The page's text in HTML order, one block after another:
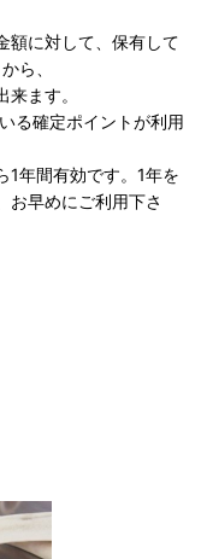
額に対して、保有して
ら、
ます。
る確定ポイントが利用
年間有効です。1年を
お早めにご利用下さ